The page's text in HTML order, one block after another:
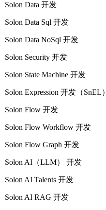
Solon Data 开发
Solon Data Sql 开发
Solon Data NoSql 开发
Solon Security 开发
Solon State Machine 开发
Solon Expression 开发（SnEL）
Solon Flow 开发
Solon Flow Workflow 开发
Solon Flow Graph 开发
Solon AI（LLM） 开发
Solon AI Talents 开发
Solon AI RAG 开发